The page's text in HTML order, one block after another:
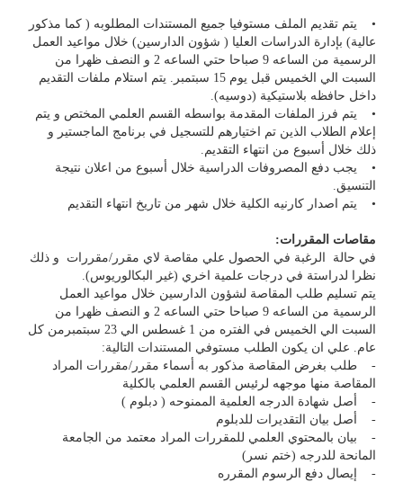
• يتم تقديم الملف مستوفيا جميع المستندات المطلوبه ( كما مذكور
عالية) بإدارة الدراسات العليا ( شؤون الدارسين) خلال مواعيد العمل
الرسمية من الساعه 9 صباحا حتي الساعه 2 و النصف ظهرا من
السبت الي الخميس قبل يوم 15 سبتمبر. يتم استلام ملفات التقديم
داخل حافظه بلاستيكية (دوسيه).
• يتم فرز الملفات المقدمة بواسطه القسم العلمي المختص و يتم
إعلام الطلاب الذين تم اختيارهم للتسجيل في برنامج الماجستير و
ذلك خلال أسبوع من انتهاء التقديم.
• يجب دفع المصروفات الدراسية خلال أسبوع من اعلان نتيجة
التنسيق.
• يتم اصدار كارنيه الكلية خلال شهر من تاريخ انتهاء التقديم
مقاصات المقررات:
في حالة الرغبة في الحصول علي مقاصة لاي مقرر/مقررات و ذلك
نظرا لدراستة في درجات علمية اخري (غير البكالوريوس).
يتم تسليم طلب المقاصة لشؤون الدارسين خلال مواعيد العمل
الرسمية من الساعه 9 صباحا حتي الساعه 2 و النصف ظهرا من
السبت الي الخميس في الفتره من 1 غسطس الي 23 سبتمبرمن كل
عام. علي ان يكون الطلب مستوفي المستندات التالية:
- طلب بغرض المقاصة مذكور به أسماء مقرر/مقررات المراد
المقاصة منها موجهه لرئيس القسم العلمي بالكلية
- أصل شهادة الدرجه العلمية الممنوحه ( دبلوم )
- أصل بيان التقديرات للدبلوم
- بيان بالمحتوي العلمي للمقررات المراد معتمد من الجامعة
المانحة للدرجه (ختم نسر)
- إيصال دفع الرسوم المقرره